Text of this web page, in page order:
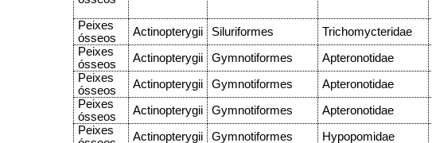
Peixes
ósseos
Actinopterygii Siluriformes Trichomycteridae
Peixes
ósseos
Actinopterygii Gymnotiformes Apteronotidae
Peixes
ósseos
Actinopterygii Gymnotiformes Apteronotidae
Peixes
ósseos
Actinopterygii Gymnotiformes Apteronotidae
Peixes
Actinopterygii Gymnotiformes Hypopomidae